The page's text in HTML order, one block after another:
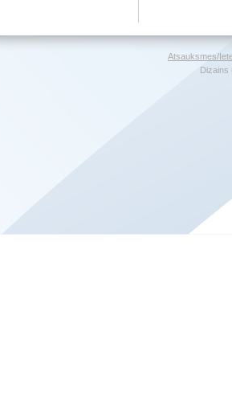
Atsauksmes/
Dizains